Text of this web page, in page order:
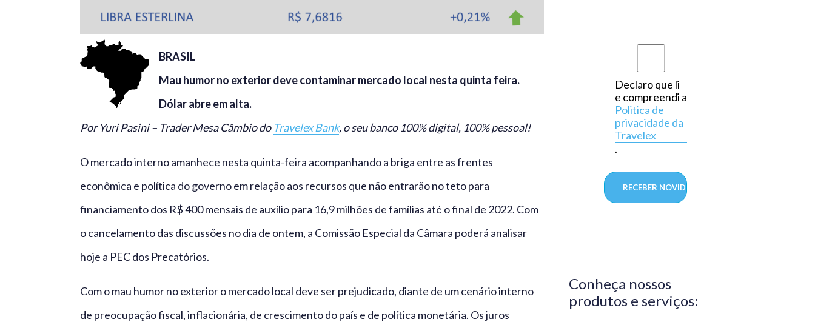
BRASIL
Mau humor no exterior deve contaminar mercado local nesta quinta feira.
Dólar abre em alta.
Por Yuri Pasini – Trader Mesa Câmbio do Travelex Bank, o seu banco 100% digital, 100% pessoal!
O mercado interno amanhece nesta quinta-feira acompanhando a briga entre as frentes
econômica e política do governo em relação aos recursos que não entrarão no teto para
financiamento dos R$ 400 mensais de auxílio para 16,9 milhões de famílias até o final de 2022. Com
o cancelamento das discussões no dia de ontem, a Comissão Especial da Câmara poderá analisar
hoje a PEC dos Precatórios.
Com o mau humor no exterior o mercado local deve ser prejudicado, diante de um cenário interno
de preocupação fiscal, inflacionária, de crescimento do país e de política monetária. Os juros
Declaro que li
e compreendi a
Politica de
privacidade da
Travelex
.
primeiro
banco do
país a
operar
exclusivamente
em
aprovado
pelo
confiabilidade
e
Conheça nossos
produtos e serviços: